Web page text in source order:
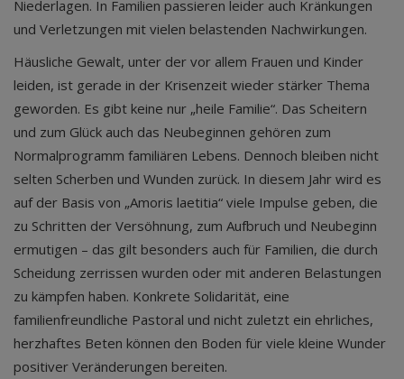
Niederlagen. In Familien passieren leider auch Kränkungen
und Verletzungen mit vielen belastenden Nachwirkungen.
Häusliche Gewalt, unter der vor allem Frauen und Kinder
leiden, ist gerade in der Krisenzeit wieder stärker Thema
geworden. Es gibt keine nur „heile Familie“. Das Scheitern
und zum Glück auch das Neubeginnen gehören zum
Normalprogramm familiären Lebens. Dennoch bleiben nicht
selten Scherben und Wunden zurück. In diesem Jahr wird es
auf der Basis von „Amoris laetitia“ viele Impulse geben, die
zu Schritten der Versöhnung, zum Aufbruch und Neubeginn
ermutigen – das gilt besonders auch für Familien, die durch
Scheidung zerrissen wurden oder mit anderen Belastungen
zu kämpfen haben. Konkrete Solidarität, eine
familienfreundliche Pastoral und nicht zuletzt ein ehrliches,
herzhaftes Beten können den Boden für viele kleine Wunder
positiver Veränderungen bereiten.